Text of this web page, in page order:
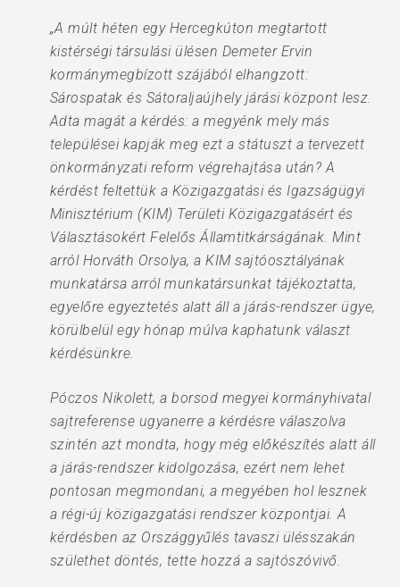
„A múlt héten egy Hercegkúton megtartott
kistérségi társulási ülésen Demeter Ervin
kormánymegbízott szájából elhangzott:
Sárospatak és Sátoraljaújhely járási központ lesz.
Adta magát a kérdés: a megyénk mely más
települései kapják meg ezt a státuszt a tervezett
önkormányzati reform végrehajtása után? A
kérdést feltettük a Közigazgatási és Igazságügyi
Minisztérium (KIM) Területi Közigazgatásért és
Választásokért Felelős Államtitkárságának. Mint
arról Horváth Orsolya, a KIM sajtóosztályának
munkatársa arról munkatársunkat tájékoztatta,
egyelőre egyeztetés alatt áll a járás-rendszer ügye,
körülbelül egy hónap múlva kaphatunk választ
kérdésünkre.
Póczos Nikolett, a borsod megyei kormányhivatal
sajtreferense ugyanerre a kérdésre válaszolva
szintén azt mondta, hogy még előkészítés alatt áll
a járás-rendszer kidolgozása, ezért nem lehet
pontosan megmondani, a megyében hol lesznek
a régi-új közigazgatási rendszer központjai. A
kérdésben az Országgyűlés tavaszi ülésszakán
születhet döntés, tette hozzá a sajtószóvivő.